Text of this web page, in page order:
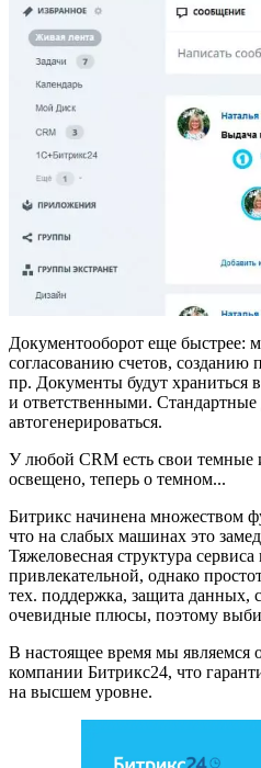
Документооборот еще быстрее:
согласованию счетов, созданию
пр. Документы будут храниться
и ответственными. Стандартные
автогенерироваться.
У любой CRM есть свои темные
освещено, теперь о темном...
Битрикс начинена множеством
что на слабых машинах это
Тяжеловесная структура
привлекательной, однако
тех. поддержка, защита данных,
очевидные плюсы, поэтому
В настоящее время мы
компании Битрикс24, что
на высшем уровне.